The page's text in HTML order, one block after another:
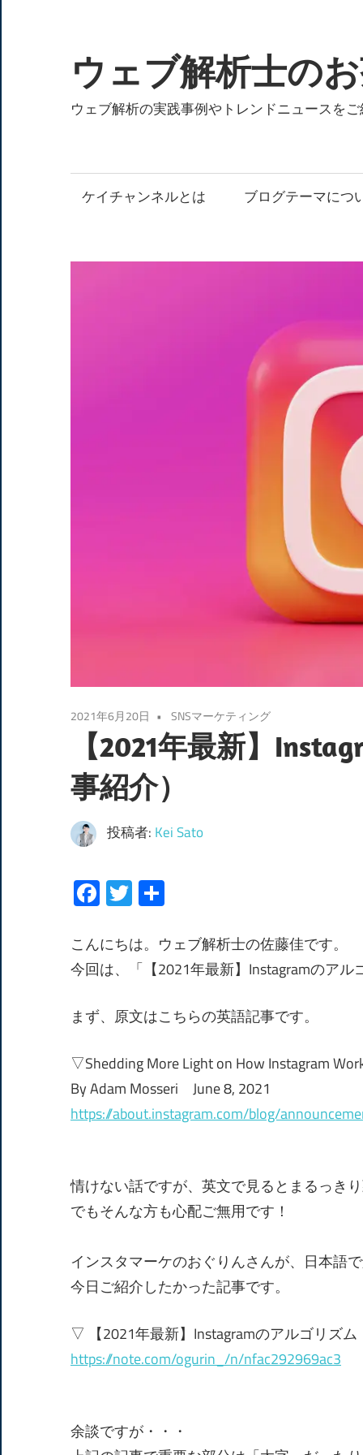
テ
ン
ツ
キ
ッ
ウェブ解析士の
ウェブ解析の実践事例やトレンドニュースを
ケイチャンネルとは ブログテーマにつ
2021年6月20日 SNSマーケティング
【2021年最新】
事紹介）
投稿者: Kei Sato
Facebook
Twitter
こんにちは。ウェブ解析士の佐藤佳です。
今回は、「【2021年最新】Instagramのア
まず、原文はこちらの英語記事です。
▽Shedding More Light on How Instagram
By Adam Mosseri June 8, 2021
https://about.instagram.com/blog/
情けない話ですが、英文で見るとまるっき
でもそんな方も心配ご無用です！
インスタマーケのおぐりんさんが、日本語
今日ご紹介したかった記事です。
▽ 【2021年最新】Instagramのアルゴリズム
https://note.com/ogurin_/n/nfac292969ac3
余談ですが・・・